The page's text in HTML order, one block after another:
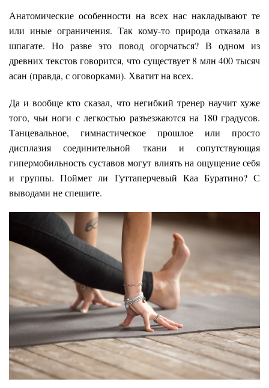
Анатомические особенности на всех нас накладывают те
или иные ограничения. Так кому-то природа отказала в
шпагате. Но разве это повод огорчаться? В одном из
древних текстов говорится, что существует 8 млн 400 тысяч
асан (правда, с оговорками). Хватит на всех.
Да и вообще кто сказал, что негибкий тренер научит хуже
того, чьи ноги с легкостью разъезжаются на 180 градусов.
Танцевальное, гимнастическое прошлое или просто
дисплазия соединительной ткани и сопутствующая
гипермобильность суставов могут влиять на ощущение себя
и группы. Поймет ли Гуттаперчевый Каа Буратино? С
выводами не спешите.